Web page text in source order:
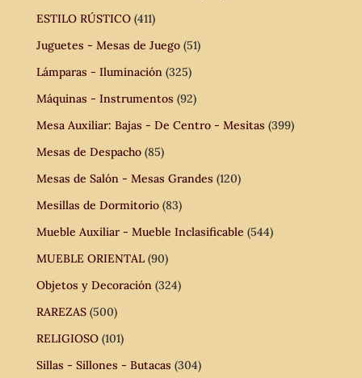
ESTILO RÚSTICO (411)
Juguetes - Mesas de Juego (51)
Lámparas - Iluminación (325)
Máquinas - Instrumentos (92)
Mesa Auxiliar: Bajas - De Centro - Mesitas (399)
Mesas de Despacho (85)
Mesas de Salón - Mesas Grandes (120)
Mesillas de Dormitorio (83)
Mueble Auxiliar - Mueble Inclasificable (544)
MUEBLE ORIENTAL (90)
Objetos y Decoración (324)
RAREZAS (500)
RELIGIOSO (101)
Sillas - Sillones - Butacas (304)